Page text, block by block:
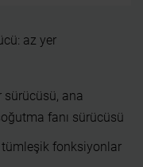
az yer
sürücüsü, ana
fanı sürücüsü
tümleşik fonksiyonlar